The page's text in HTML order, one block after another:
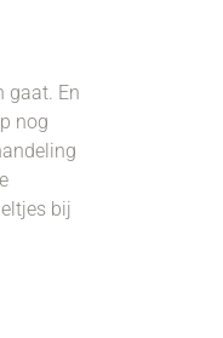
gaat. En
nog
bij